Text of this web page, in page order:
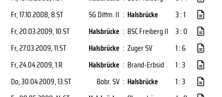
Fr, 17.10.2008, 8.ST SG Dittm. II : Halsbrücke
3 : 1
Fr, 20.03.2009, 10.ST Halsbrücke : BSC Freiberg II 3 : 0
Fr, 27.03.2009, 11.ST Halsbrücke : Zuger SV
1 : 6
Fr, 24.04.2009, 1.R Halsbrücke : Brand-Erbsid
1 : 3
Do, 30.04.2009, 13.ST Bobr. SV : Halsbrücke
1 : 3